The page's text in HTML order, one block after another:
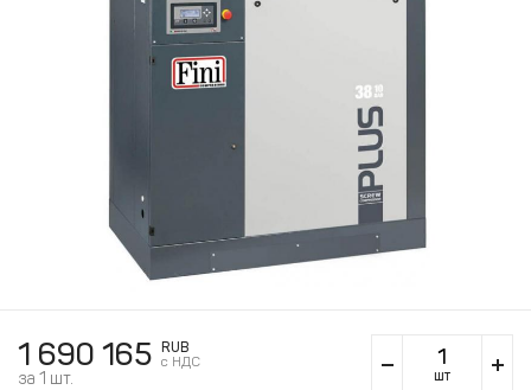
1 690 165
RUB
c НДС
за 1 шт. шт